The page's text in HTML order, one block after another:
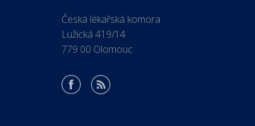
Česká lékařská komora
Lužická 419/14
779 00 Olomouc